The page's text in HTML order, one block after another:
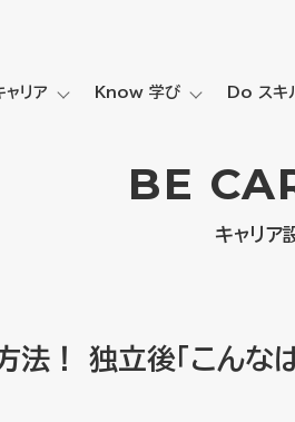
リア Know 学び Do スキ
BE
キャリア
！ 独立後「こんな